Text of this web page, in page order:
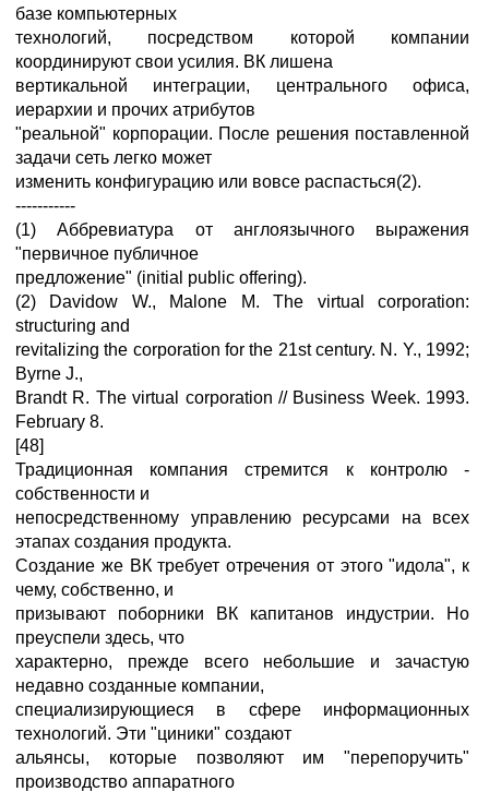
базе компьютерных
технологий, посредством которой компании
координируют свои усилия. ВК лишена
вертикальной интеграции, центрального офиса,
иерархии и прочих атрибутов
"реальной" корпорации. После решения поставленной
задачи сеть легко может
изменить конфигурацию или вовсе распасться(2).
-----------
(1) Аббревиатура от англоязычного выражения
"первичное публичное
предложение" (initial public offering).
(2) Davidow W., Malone M. The virtual corporation:
structuring and
revitalizing the corporation for the 21st century. N. Y., 1992;
Byrne J.,
Brandt R. The virtual corporation // Business Week. 1993.
February 8.
[48]
Традиционная компания стремится к контролю -
собственности и
непосредственному управлению ресурсами на всех
этапах создания продукта.
Создание же ВК требует отречения от этого "идола", к
чему, собственно, и
призывают поборники ВК капитанов индустрии. Но
преуспели здесь, что
характерно, прежде всего небольшие и зачастую
недавно созданные компании,
специализирующиеся в сфере информационных
технологий. Эти "циники" создают
альянсы, которые позволяют им "перепоручить"
производство аппаратного